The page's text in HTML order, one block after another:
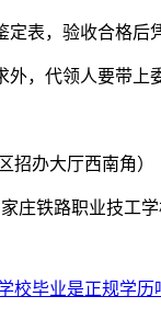
表，验收合格后
，代领人要带上
招办大厅西南角）
校毕业是正规学历